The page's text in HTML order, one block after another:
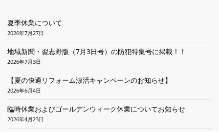
夏季休業について
2026年7月27日
地域新聞・習志野版（7月3日号）の防犯特集号に掲載！！
2026年7月3日
【夏の快適リフォーム涼活キャンペーンのお知らせ】
2026年6月4日
臨時休業およびゴールデンウィーク休業についてお知らせ
2026年4月23日